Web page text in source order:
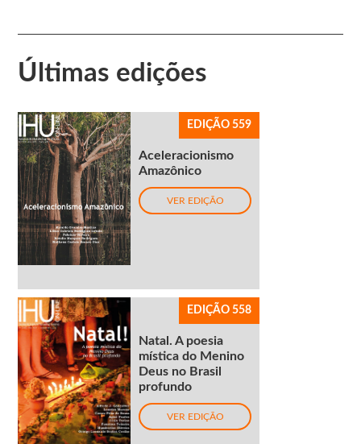
Últimas edições
EDIÇÃO 559
Aceleracionismo
Amazônico
VER EDIÇÃO
EDIÇÃO 558
Natal. A poesia
mística do Menino
Deus no Brasil
profundo
VER EDIÇÃO